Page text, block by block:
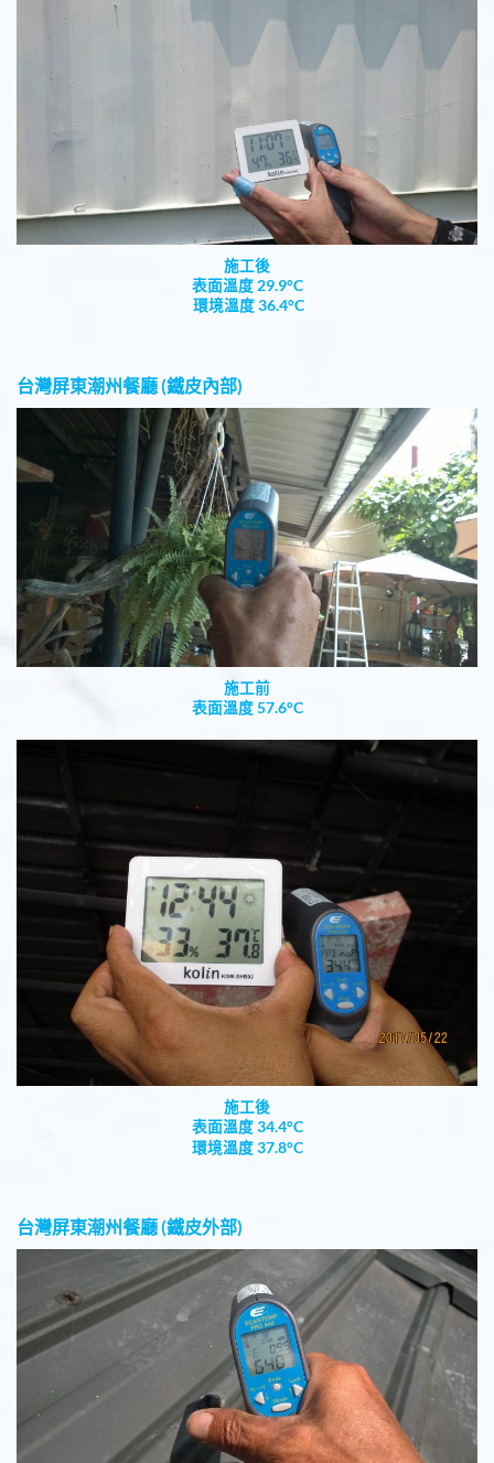
施工後
表面溫度 29.9°C
環境溫度 36.4°C
台灣屏東潮州餐廳 (鐵皮內部)
施工前
表面溫度 57.6°C
施工後
表面溫度 34.4°C
環境溫度 37.8°C
台灣屏東潮州餐廳 (鐵皮外部)